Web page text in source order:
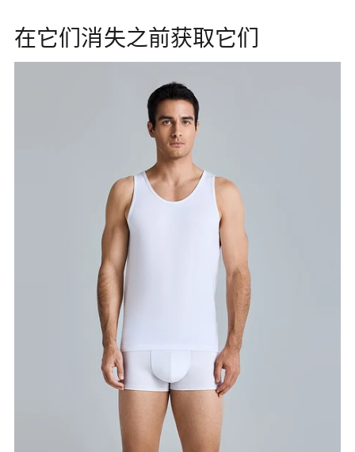
在它们消失之前获取它们